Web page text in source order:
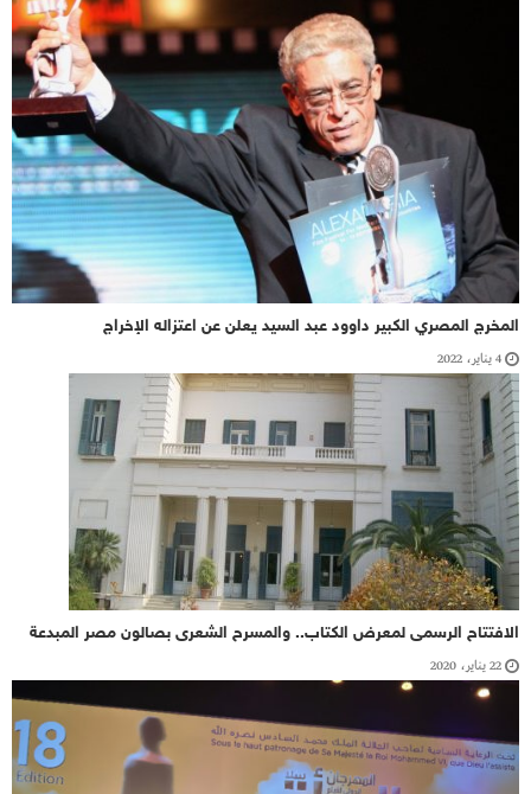
المخرج المصري الكبير داوود عبد السيد يعلن عن اعتزاله الإخراج
4 يناير، 2022
الافتتاح الرسمى لمعرض الكتاب.. والمسرح الشعرى بصالون مصر المبدعة
22 يناير، 2020